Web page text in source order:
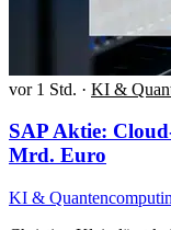
vor 1 Std. · KI &
SAP Aktie:
Mrd. Euro
KI &